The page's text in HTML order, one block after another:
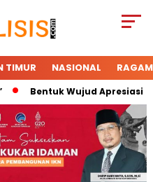
TIMUR NASIONAL RAGAM
Bentuk Wujud Apresiasi